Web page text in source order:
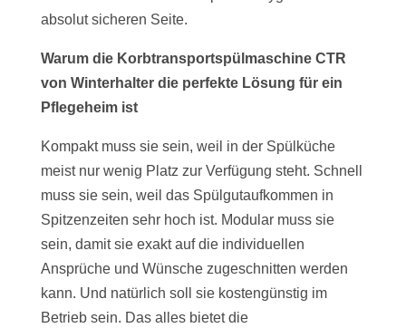
absolut sicheren Seite.
Warum die Korbtransportspülmaschine CTR
von Winterhalter die perfekte Lösung für ein
Pflegeheim ist
Kompakt muss sie sein, weil in der Spülküche
meist nur wenig Platz zur Verfügung steht. Schnell
muss sie sein, weil das Spülgutaufkommen in
Spitzenzeiten sehr hoch ist. Modular muss sie
sein, damit sie exakt auf die individuellen
Ansprüche und Wünsche zugeschnitten werden
kann. Und natürlich soll sie kostengünstig im
Betrieb sein. Das alles bietet die